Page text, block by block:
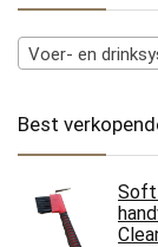
Voer- en
Best
Soft